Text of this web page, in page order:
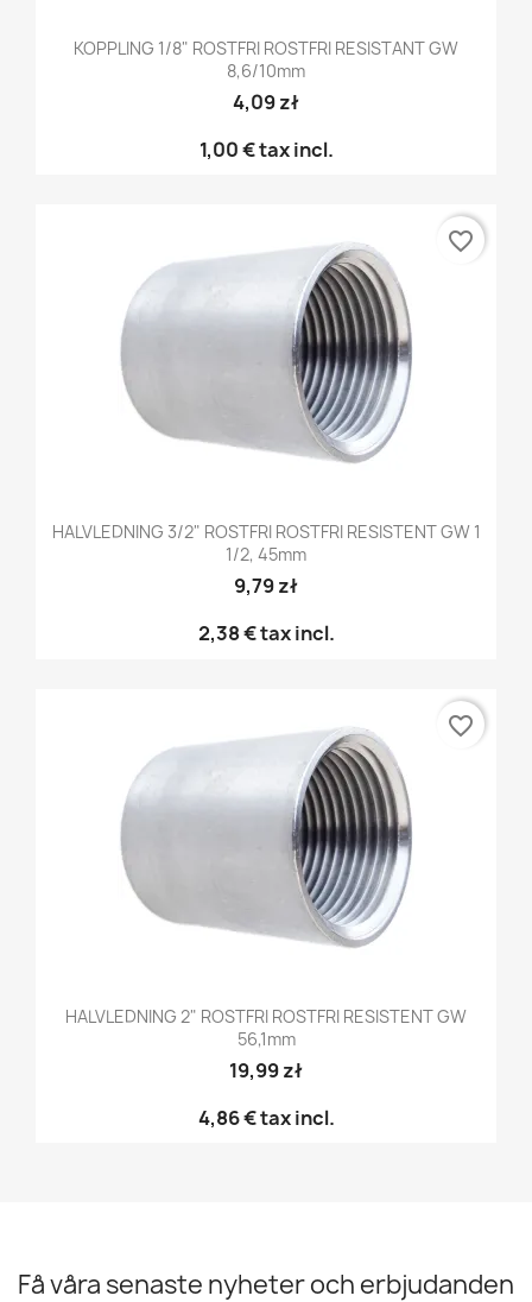
KOPPLING 1/8" ROSTFRI ROSTFRI RESISTANT GW
8,6/10mm
4,09 zł
1,00 €tax incl.
HALVLEDNING 3/2" ROSTFRI ROSTFRI RESISTENT GW 1
1/2, 45mm
9,79 zł
2,38 €tax incl.
favorite_border
HALVLEDNING 2" ROSTFRI ROSTFRI RESISTENT GW
56,1mm
19,99 zł
4,86 €tax incl.
favorite_border
Få våra senaste nyheter och erbjudanden